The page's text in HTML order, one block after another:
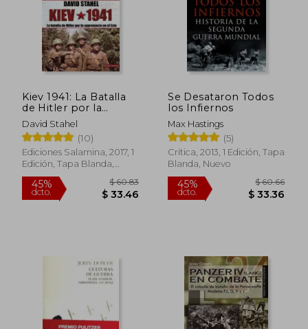
45%
dcto. $ 28.57
45%
dcto.
Kiev 1941: La Batalla
de Hitler por la
Supremacía en el
Este
David Stahel
(10)
Ediciones Salamina, 2017, 1
Edición, Tapa Blanda,
Nuevo
Se Desataron Todos
los Infiernos
Max Hastings
(5)
Crítica, 2013, 1 Edición, Tapa
Blanda, Nuevo